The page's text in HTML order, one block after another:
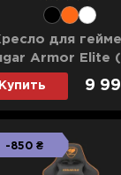
для
Armor Elite
Купить 9
-850 ₴